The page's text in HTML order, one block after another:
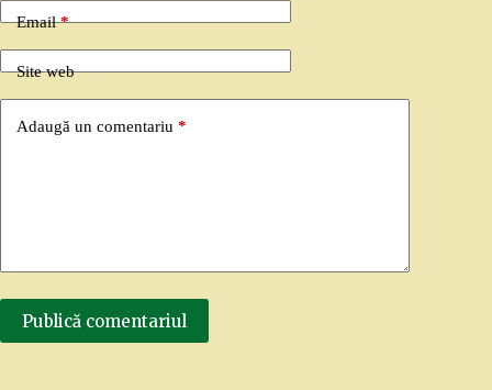
Email*
Site web
Adaugă un comentariu *
Publică comentariul